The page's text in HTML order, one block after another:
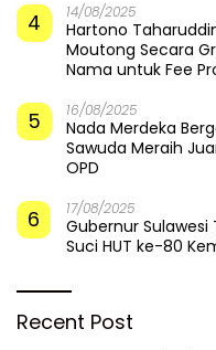
4 14/08/2025
Hartono
Moutong Secara
Nama untuk Fee
5 16/08/2025
Nada Merdeka
Sawuda Meraih
OPD
6 17/08/2025
Gubernur
Suci HUT ke-80
Recent Post